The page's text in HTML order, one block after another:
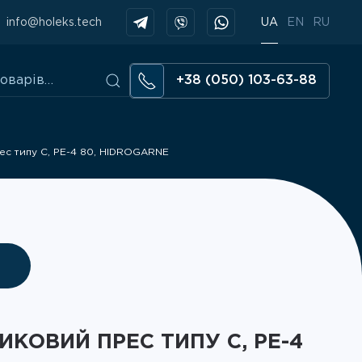
info@holeks.tech UA EN RU
+38 (050) 103-63-88
типу C, PE-4 80, HIDROGARNE
ПРЕС ТИПУ C, PE-4